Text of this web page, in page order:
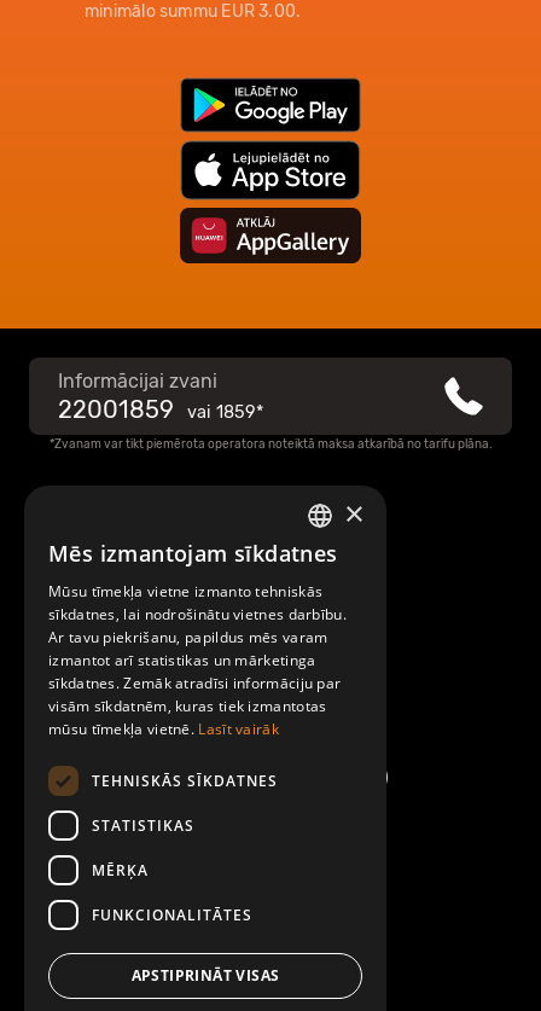
minimālo summu EUR 3.00.
Informācijai zvani
22001859 vai 1859*
*Zvanam var tikt piemērota operatora noteiktā maksa atkarībā no tarifu plāna.
Par Mobilly
Noteikumi un līgumi
Kontakti
LATVIAN
ENGLISH
×
Mēs izmantojam sīkdatnes
Mūsu tīmekļa vietne izmanto tehniskās
sīkdatnes, lai nodrošinātu vietnes darbību.
Ar tavu piekrišanu, papildus mēs varam
izmantot arī statistikas un mārketinga
sīkdatnes. Zemāk atradīsi informāciju par
visām sīkdatnēm, kuras tiek izmantotas
mūsu tīmekļa vietnē. Lasīt vairāk
TEHNISKĀS SĪKDATNES
STATISTIKAS
MĒRĶA
FUNKCIONALITĀTES
APSTIPRINĀT VISAS